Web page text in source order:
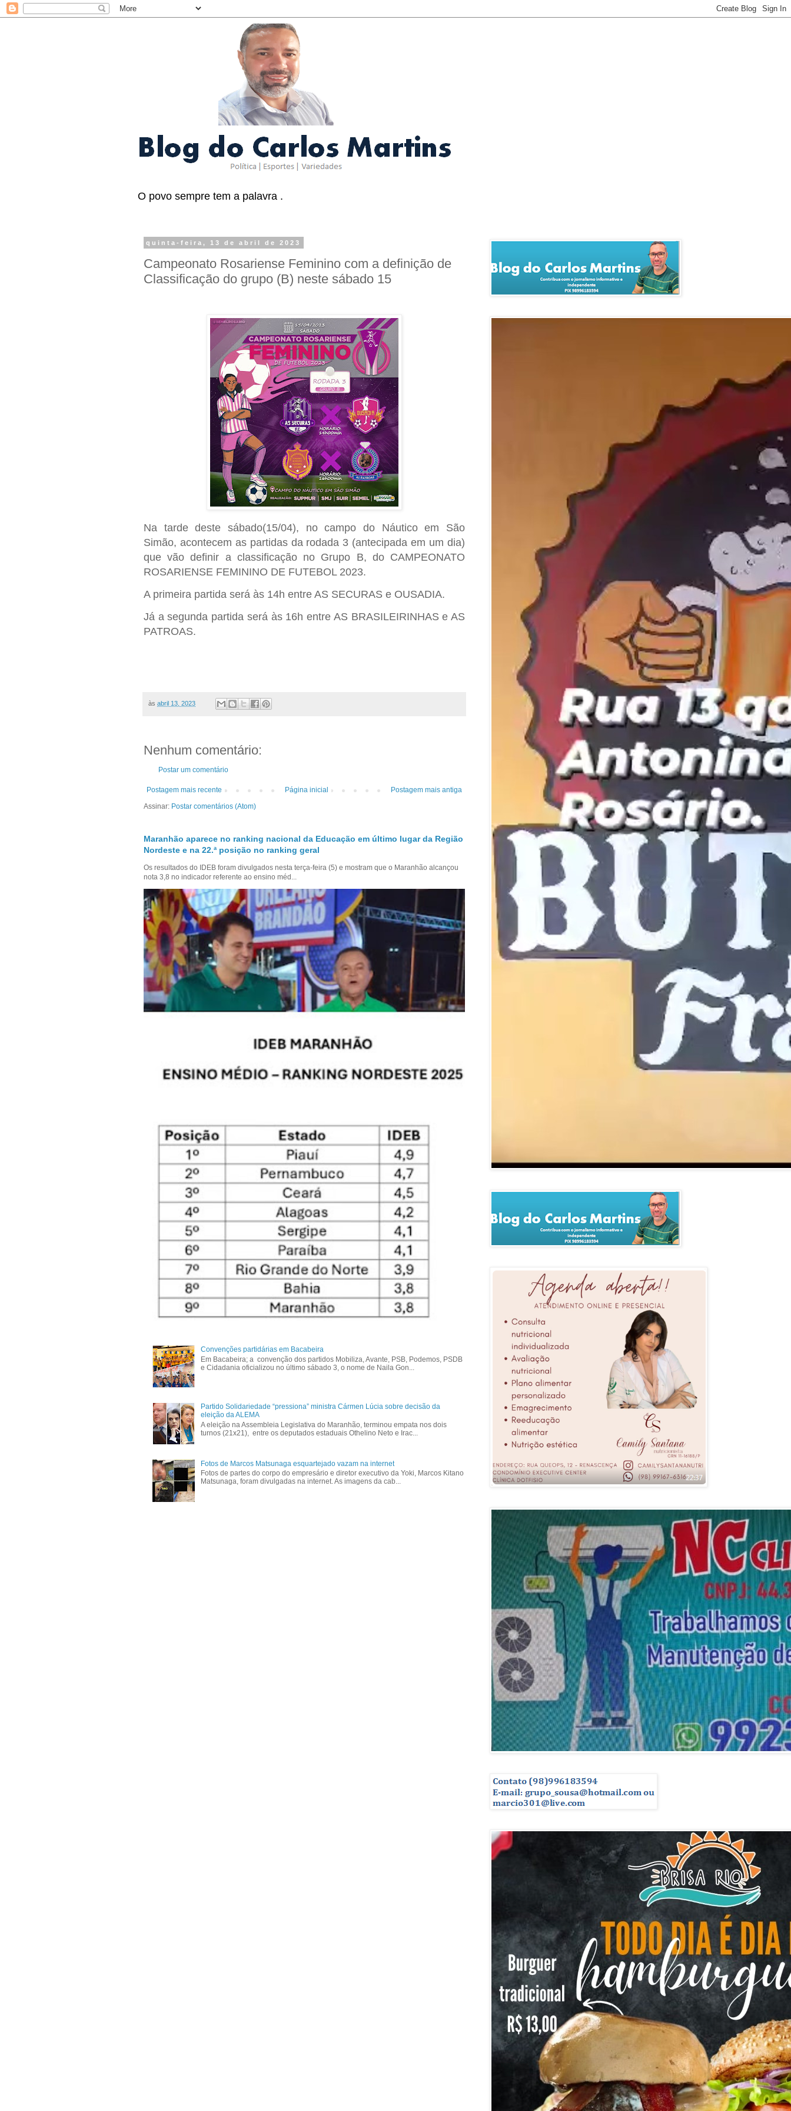
O povo sempre tem a palavra .
quinta-feira, 13 de abril de 2023
Campeonato Rosariense Feminino com a definição de
Classificação do grupo (B) neste sábado 15
Na tarde deste sábado(15/04), no campo do Náutico em São
Simão, acontecem as partidas da rodada 3 (antecipada em um dia)
que vão definir a classificação no Grupo B, do CAMPEONATO
ROSARIENSE FEMININO DE FUTEBOL 2023.
A primeira partida será às 14h entre AS SECURAS e OUSADIA.
Já a segunda partida será às 16h entre AS BRASILEIRINHAS e AS
PATROAS.
às abril 13, 2023
Nenhum comentário:
Postar um comentário
Postagem mais recente Postagem mais antiga
Página inicial
Assinar: Postar comentários (Atom)
Maranhão aparece no ranking nacional da Educação em último lugar da Região
Nordeste e na 22.ª posição no ranking geral
Os resultados do IDEB foram divulgados nesta terça-feira (5) e mostram que o Maranhão alcançou
nota 3,8 no indicador referente ao ensino méd...
Convenções partidárias em Bacabeira
Em Bacabeira; a convenção dos partidos Mobiliza, Avante, PSB, Podemos, PSDB
e Cidadania oficializou no último sábado 3, o nome de Naila Gon...
Partido Solidariedade “pressiona” ministra Cármen Lúcia sobre decisão da
eleição da ALEMA
A eleição na Assembleia Legislativa do Maranhão, terminou empata nos dois
turnos (21x21), entre os deputados estaduais Othelino Neto e Irac...
Fotos de Marcos Matsunaga esquartejado vazam na internet
Fotos de partes do corpo do empresário e diretor executivo da Yoki, Marcos Kitano
Matsunaga, foram divulgadas na internet. As imagens da cab...